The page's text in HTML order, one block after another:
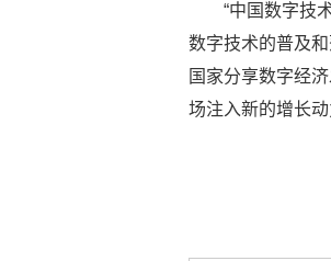
“中国数字技
数字技术的普及
国家分享数字经
场注入新的增长动